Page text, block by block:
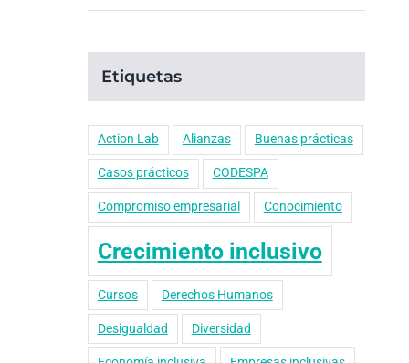
Etiquetas
Action Lab Alianzas Buenas prácticas
Casos prácticos CODESPA
Compromiso empresarial Conocimiento
Crecimiento inclusivo
Cursos Derechos Humanos
Desigualdad Diversidad